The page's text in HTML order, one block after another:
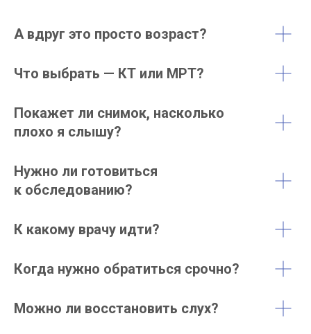
А вдруг это просто возраст?
Что выбрать — КТ или МРТ?
Покажет ли снимок, насколько
плохо я слышу?
Нужно ли готовиться
к обследованию?
К какому врачу идти?
Когда нужно обратиться срочно?
Можно ли восстановить слух?